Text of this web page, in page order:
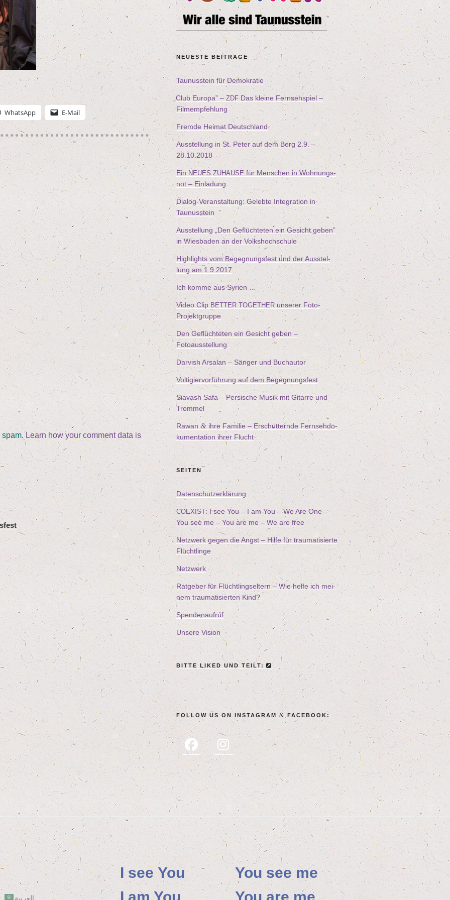
Whats­App E‑Mail
spam.Learn how your comment data is
NEU­ES­TE BEITRÄGE
Tau­nus­stein für Demokratie
„Club Euro­pa” –ZDFDas klei­ne Fern­seh­spiel –
Filmempfehlung
Frem­de Hei­mat Deutschland
Aus­stel­lung in St. Peter auf dem Berg 2 9. –
28. 10.2018
EinNEUES ZUHAUSEfür Men­schen in Woh­nungs­
not – Einladung
Dia­log-Ver­an­stal­tung: Geleb­te Inte­gra­ti­on in
Taunusstein
Aus­stel­lung „Den Geflüch­te­ten ein Gesicht geben”
in Wies­ba­den an der Volkshochschule
High­lights vom Begeg­nungs­fest und der Aus­stel­
lung am 1.9 2017
Ich kom­me aus Syrien …
Video Clip BETTER TOGETHERunse­rer Foto-
Projektgruppe
Den Geflüch­te­ten ein Gesicht geben –
Fotoausstellung
Dar­vish Arsalan – Sän­ger und Buchautor
Vol­ti­gier­vor­füh­rung auf dem Begegnungsfest
Sia­vash Safa – Per­si­sche Musik mit Gitar­re und
Trommel
Rawan &ihre Fami­lie – Erschüt­tern­de Fern­seh­do­
ku­men­ta­ti­on ihrer Flucht
SEI­TEN
Daten­schutz­er­klä­rung
COEXIST: I see You – I am You – We Are One –
You see me – You are me – We are free
Netz­werk gegen die Angst – Hil­fe für trau­ma­ti­sier­te
Flüchtlinge
Netz­werk
Rat­ge­ber für Flücht­lings­el­tern – Wie hel­fe ich mei­
nem trau­ma­ti­sier­ten Kind?
Spen­den­auf­ruf
Unse­re Vision
BIT­TE LIK­ED UND TEILT:
FOL­LOW US ON INSTA­GRAM &FACEBOOK:
العربية
I see You
I am You
You see me
You are me